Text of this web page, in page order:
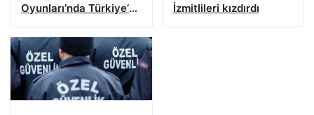
Oyunları’nda Türkiye’yi
İzmitlileri kızdırdı